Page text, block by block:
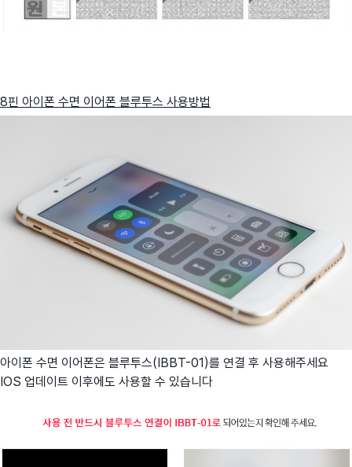
8핀 아이폰 수면 이어폰 블루투스 사용방법
아이폰 수면 이어폰은 블루투스(IBBT-01)를 연결 후 사용해주세요
IOS 업데이트 이후에도 사용할 수 있습니다